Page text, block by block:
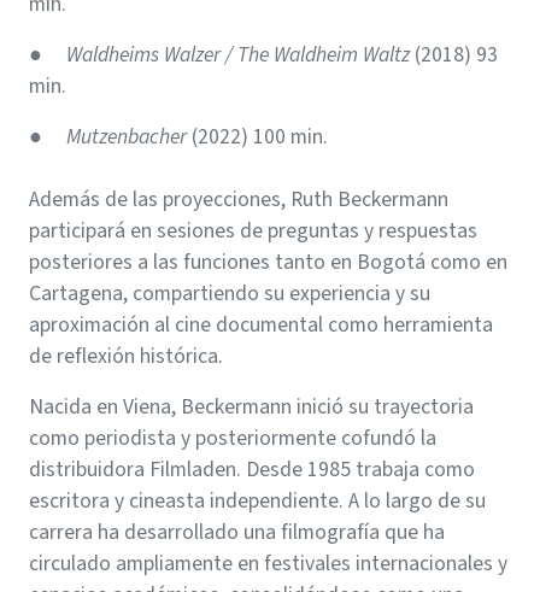
● Waldheims Walzer / The Waldheim Waltz(2018) 93
min.
● Mutzenbacher(2022) 100 min.
Además de las proyecciones, Ruth Beckermann
participará en sesiones de preguntas y respuestas
posteriores a las funciones tanto en Bogotá como en
Cartagena, compartiendo su experiencia y su
aproximación al cine documental como herramienta
de reflexión histórica.
Nacida en Viena, Beckermann inició su trayectoria
como periodista y posteriormente cofundó la
distribuidora Filmladen. Desde 1985 trabaja como
escritora y cineasta independiente. A lo largo de su
carrera ha desarrollado una filmografía que ha
circulado ampliamente en festivales internacionales y